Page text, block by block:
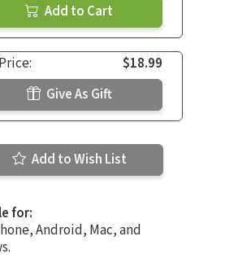
Add to Cart
$18.99
Give As Gift
Add to Wish List
for:
Android, Mac, and